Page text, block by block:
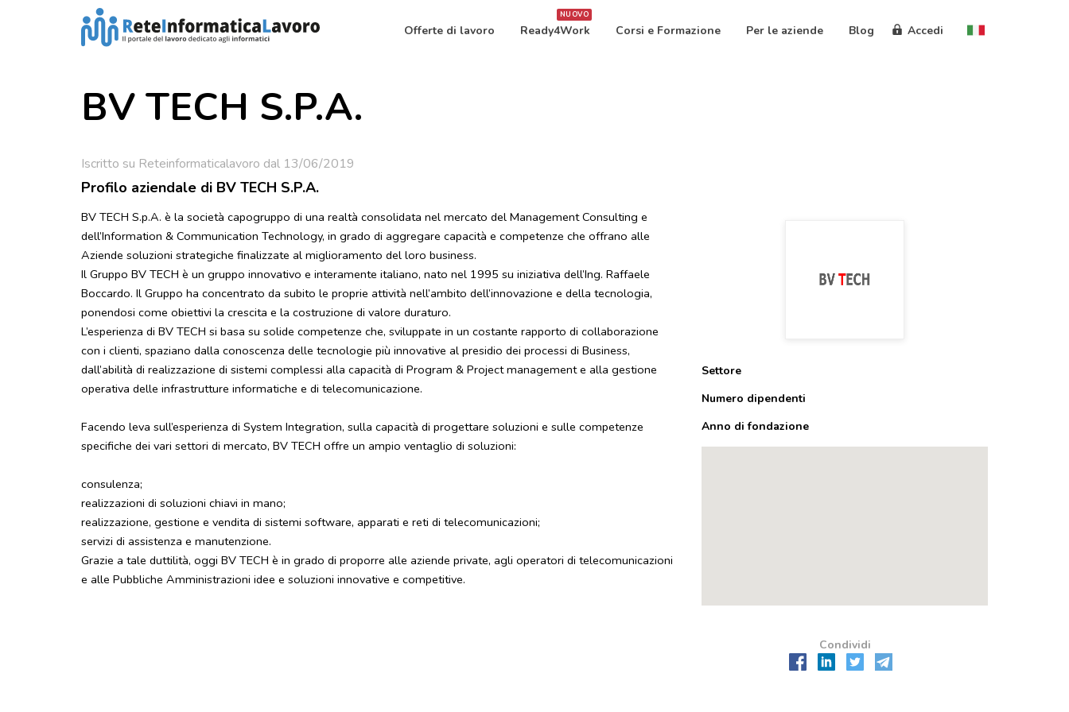
Offerte di lavoro
NUOVO
Ready4Work Corsi e Formazione Per le aziende Blog Accedi
BV TECH S.P.A.
Iscritto su Reteinformaticalavoro dal 13/06/2019
Profilo aziendale di BV TECH S.P.A.
BV TECH S.p.A. è la società capogruppo di una realtà consolidata nel mercato del Management Consulting e
dell’Information & Communication Technology, in grado di aggregare capacità e competenze che offrano alle
Aziende soluzioni strategiche finalizzate al miglioramento del loro business.
Il Gruppo BV TECH è un gruppo innovativo e interamente italiano, nato nel 1995 su iniziativa dell’Ing. Raffaele
Boccardo. Il Gruppo ha concentrato da subito le proprie attività nell’ambito dell’innovazione e della tecnologia,
ponendosi come obiettivi la crescita e la costruzione di valore duraturo.
L’esperienza di BV TECH si basa su solide competenze che, sviluppate in un costante rapporto di collaborazione
con i clienti, spaziano dalla conoscenza delle tecnologie più innovative al presidio dei processi di Business,
dall’abilità di realizzazione di sistemi complessi alla capacità di Program & Project management e alla gestione
operativa delle infrastrutture informatiche e di telecomunicazione.
Facendo leva sull’esperienza di System Integration, sulla capacità di progettare soluzioni e sulle competenze
specifiche dei vari settori di mercato, BV TECH offre un ampio ventaglio di soluzioni:
consulenza;
realizzazioni di soluzioni chiavi in mano;
realizzazione, gestione e vendita di sistemi software, apparati e reti di telecomunicazioni;
servizi di assistenza e manutenzione.
Grazie a tale duttilità, oggi BV TECH è in grado di proporre alle aziende private, agli operatori di telecomunicazioni
e alle Pubbliche Amministrazioni idee e soluzioni innovative e competitive.
Settore
Numero dipendenti
Anno di fondazione
Condividi